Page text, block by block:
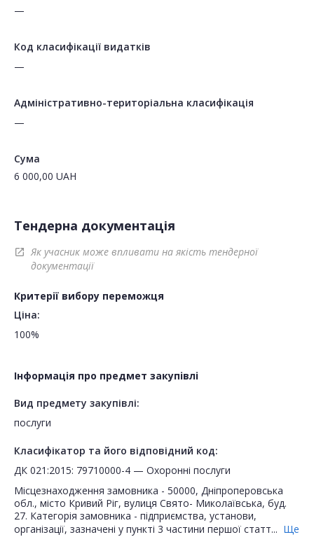
—
Код класифікації видатків
—
Адміністративно-територіальна класифікація
—
Сума
6 000,00 UAH
Тендерна документація
open_in_new
Як учасник може впливати на якість тендерної
документації
Критерії вибору переможця
Ціна:
100%
Інформація про предмет закупівлі
Вид предмету закупівлі:
послуги
Класифікатор та його відповідний код:
ДК 021:2015: 79710000-4 — Охоронні послуги
Місцезнаходження замовника - 50000, Дніпроперовська
обл., місто Кривий Ріг, вулиця Свято- Миколаївська, буд.
27. Категорія замовника - підприємства, установи,
організації, зазначені у пункті 3 частини першої статт... Ще